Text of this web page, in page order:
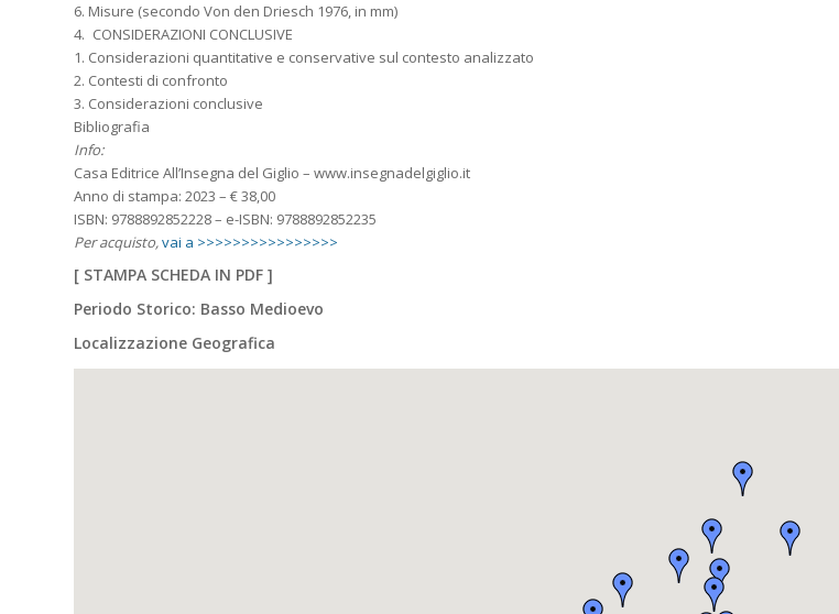
6. Misure (secondo Von den Driesch 1976, in mm)
4. CONSIDERAZIONI CONCLUSIVE
1. Considerazioni quantitative e conservative sul contesto analizzato
2. Contesti di confronto
3. Considerazioni conclusive
Bibliografia
Info:
Casa Editrice All’Insegna del Giglio – www.insegnadelgiglio.it
Anno di stampa: 2023 – € 38,00
ISBN: 9788892852228 – e-ISBN: 9788892852235
Per acquisto,vai a >>>>>>>>>>>>>>>>
[ STAMPA SCHEDA IN PDF ]
Periodo Storico: Basso Medioevo
Localizzazione Geografica